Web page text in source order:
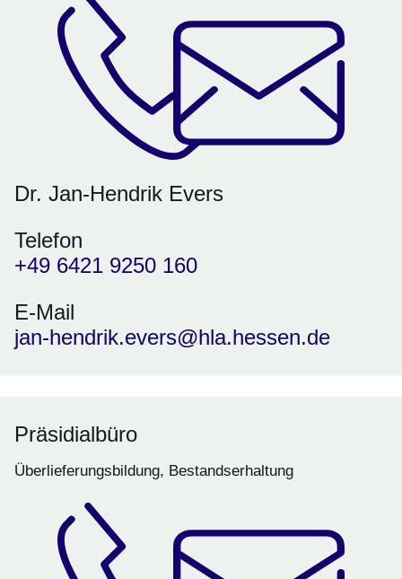
Dr. Jan-Hendrik Evers
Telefon
+49 6421 9250 160
E-Mail
jan-hendrik.evers@hla.hessen.de
Präsidialbüro
Überlieferungsbildung, Bestandserhaltung